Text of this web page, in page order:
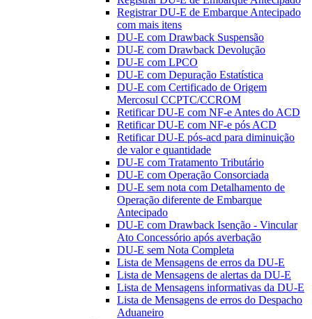
Registrar DU-E de Embarque Antecipado
com mais itens
DU-E com Drawback Suspensão
DU-E com Drawback Devolução
DU-E com LPCO
DU-E com Depuração Estatística
DU-E com Certificado de Origem
Mercosul CCPTC/CCROM
Retificar DU-E com NF-e Antes do ACD
Retificar DU-E com NF-e pós ACD
Retificar DU-E pós-acd para diminuição
de valor e quantidade
DU-E com Tratamento Tributário
DU-E com Operação Consorciada
DU-E sem nota com Detalhamento de
Operação diferente de Embarque
Antecipado
DU-E com Drawback Isenção - Vincular
Ato Concessório após averbação
DU-E sem Nota Completa
Lista de Mensagens de erros da DU-E
Lista de Mensagens de alertas da DU-E
Lista de Mensagens informativas da DU-E
Lista de Mensagens de erros do Despacho
Aduaneiro